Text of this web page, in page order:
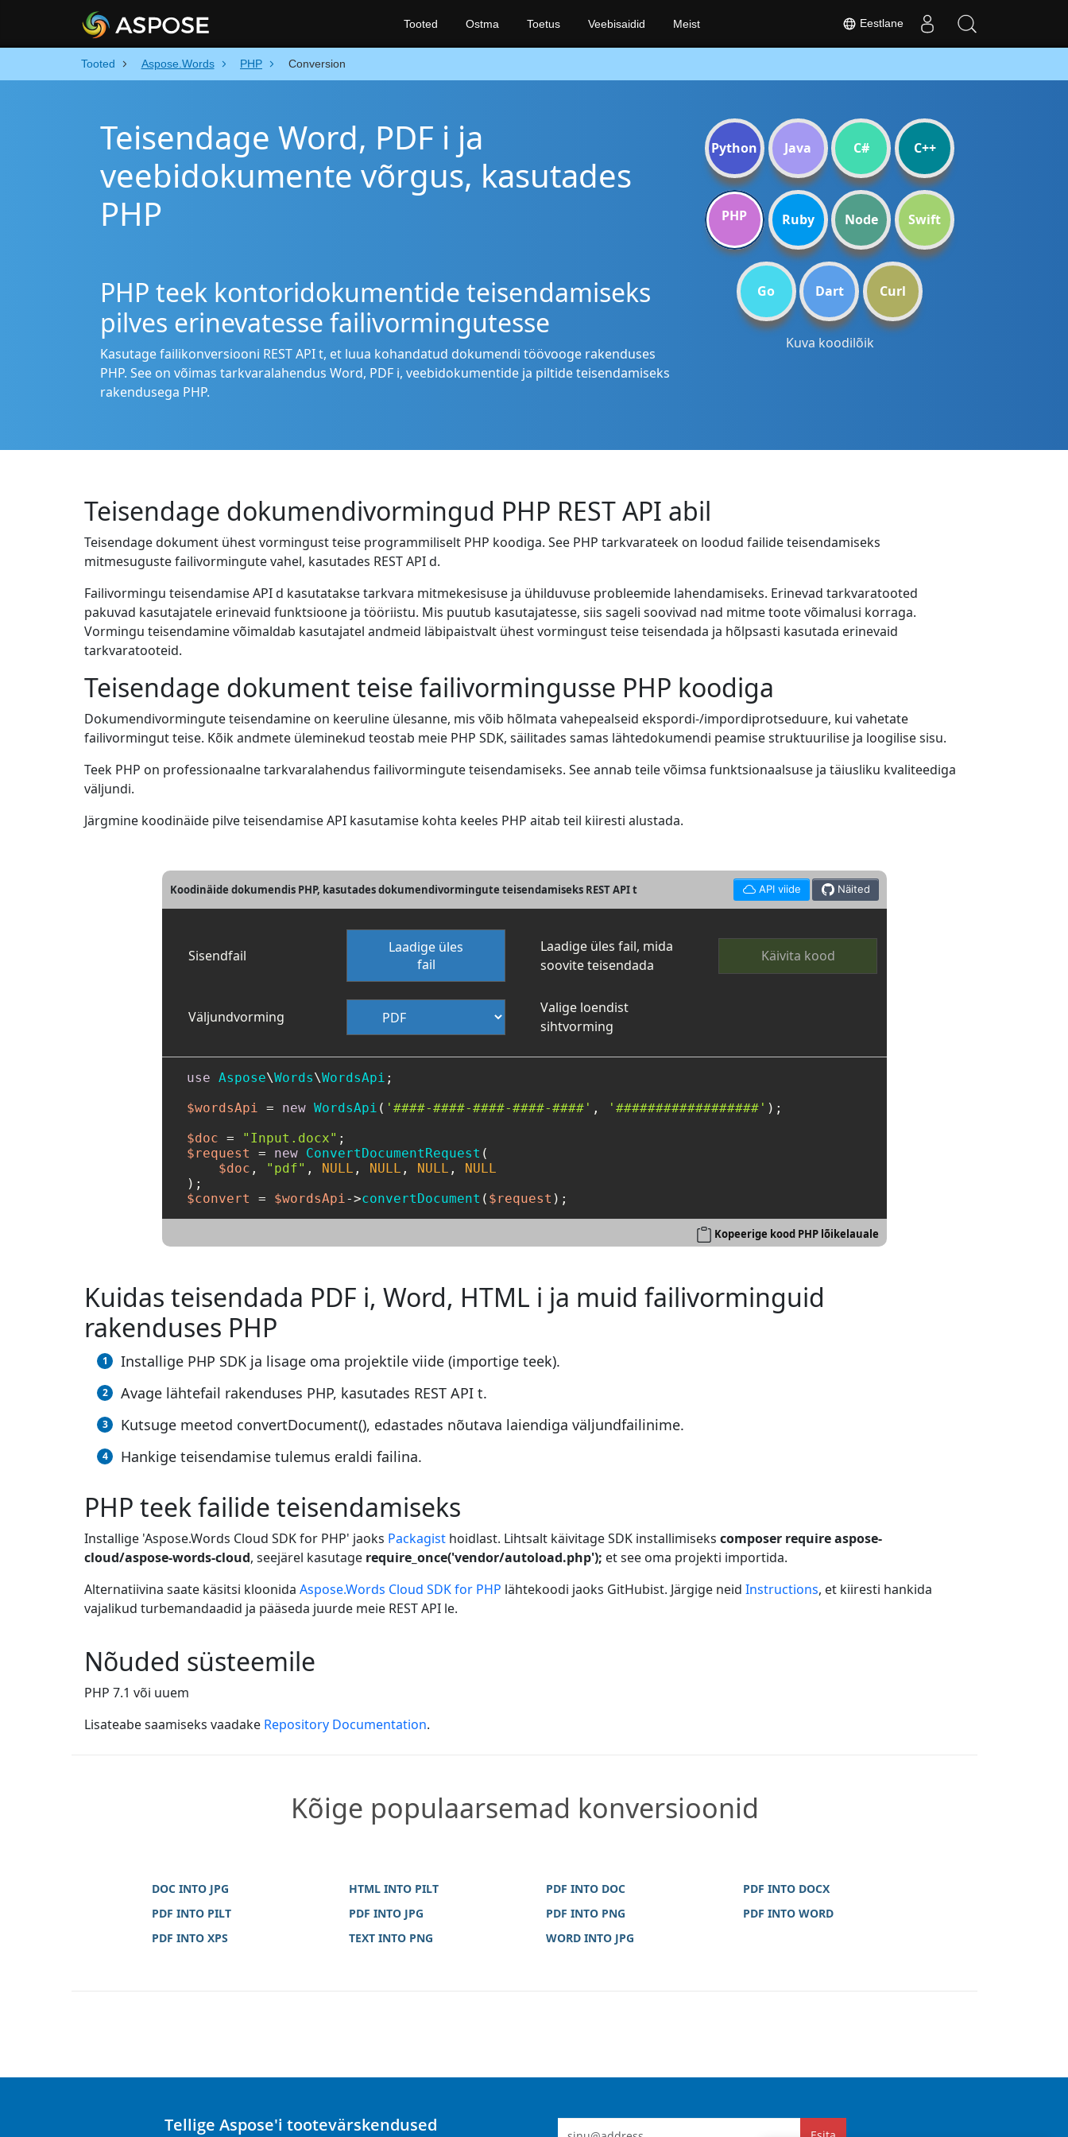
Tooted Aspose.Words PHP Conversion
Teisendage Word, PDF i ja
veebidokumente võrgus, kasutades
PHP
PHP teek kontoridokumentide teisendamiseks
pilves erinevatesse failivormingutesse
Kasutage failikonversiooni REST API t, et luua kohandatud dokumendi töövooge rakenduses
PHP. See on võimas tarkvaralahendus Word, PDF i, veebidokumentide ja piltide teisendamiseks
rakendusega PHP.
Python Java C# C++
PHP Ruby Node Swift
Go Dart Curl
Kuva koodilõik
Teisendage dokumendivormingud PHP REST API abil
Teisendage dokument ühest vormingust teise programmiliselt PHP koodiga. See PHP tarkvarateek on loodud failide teisendamiseks
mitmesuguste failivormingute vahel, kasutades REST API d.
Failivormingu teisendamise API d kasutatakse tarkvara mitmekesisuse ja ühilduvuse probleemide lahendamiseks. Erinevad tarkvaratooted
pakuvad kasutajatele erinevaid funktsioone ja tööriistu. Mis puutub kasutajatesse, siis sageli soovivad nad mitme toote võimalusi korraga.
Vormingu teisendamine võimaldab kasutajatel andmeid läbipaistvalt ühest vormingust teise teisendada ja hõlpsasti kasutada erinevaid
tarkvaratooteid.
Teisendage dokument teise failivormingusse PHP koodiga
Dokumendivormingute teisendamine on keeruline ülesanne, mis võib hõlmata vahepealseid ekspordi-/impordiprotseduure, kui vahetate
failivormingut teise. Kõik andmete üleminekud teostab meie PHP SDK, säilitades samas lähtedokumendi peamise struktuurilise ja loogilise sisu.
Teek PHP on professionaalne tarkvaralahendus failivormingute teisendamiseks. See annab teile võimsa funktsionaalsuse ja täiusliku kvaliteediga
väljundi.
Järgmine koodinäide pilve teisendamise API kasutamise kohta keeles PHP aitab teil kiiresti alustada.
Koodinäide dokumendis PHP, kasutades dokumendivormingute teisendamiseks REST API t API viide Näited
Sisendfail
Laadige üles
fail
Laadige üles fail, mida
soovite teisendada
Käivita kood
Väljundvorming
Valige loendist
sihtvorming
use Aspose\Words\WordsApi ;
$wordsApi = new WordsApi ( '####-####-####-####-####' , '##################' );
$doc = "Input.docx"
$request
= new ConvertDocumentRequest (
$doc , "pdf" , NULL , NULL , NULL ,
NULL
$convert
= $wordsApi->convertDocument ( $request );
Kopeerige kood PHP lõikelauale
Kuidas teisendada PDF i, Word, HTML i ja muid failivorminguid
rakenduses PHP
Installige PHP SDK ja lisage oma projektile viide (importige teek).
Avage lähtefail rakenduses PHP, kasutades REST API t.
Kutsuge meetod convertDocument(), edastades nõutava laiendiga väljundfailinime.
Hankige teisendamise tulemus eraldi failina.
PHP teek failide teisendamiseks
Installige 'Aspose.Words Cloud SDK for PHP' jaoks Packagist hoidlast. Lihtsalt käivitage SDK installimiseks composer require aspose-
cloud/aspose-words-cloud, seejärel kasutage require_once('vendor/autoload.php'); et see oma projekti importida.
Alternatiivina saate käsitsi kloonida Aspose.Words Cloud SDK for PHP lähtekoodi jaoks GitHubist. Järgige neid Instructions, et kiiresti hankida
vajalikud turbemandaadid ja pääseda juurde meie REST API le.
Nõuded süsteemile
PHP 7.1 või uuem
Lisateabe saamiseks vaadake Repository Documentation.
Kõige populaarsemad konversioonid
DOC INTO JPG HTML INTO PILT PDF INTO DOC
PDF INTO DOCX
PDF INTO PILT
PDF INTO JPG PDF INTO PNG
PDF INTO WORD
PDF INTO XPS
TEXT INTO PNG WORD INTO JPG
Eestlane
Tooted Ostma Toetus Veebisaidid Meist
Tellige Aspose'i tootevärskendused